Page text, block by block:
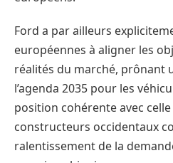
Ford a par ailleurs
européennes à aligner les
réalités du marché, prônant
l’agenda 2035 pour les
position cohérente avec
constructeurs occidentaux
ralentissement de la